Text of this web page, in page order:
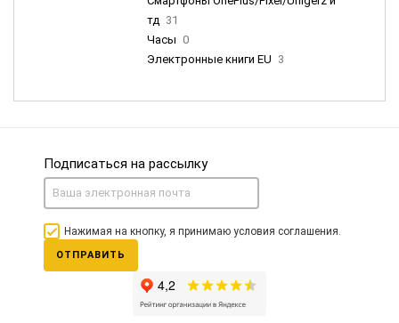
тд 31
Часы 0
Электронные книги EU 3
Подписаться на рассылку
Нажимая на кнопку, я принимаю условия соглашения.
ОТПРАВИТЬ